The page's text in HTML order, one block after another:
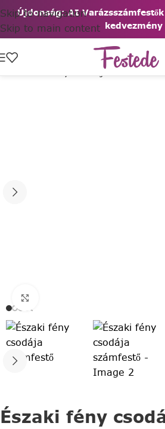
Újdonság: AI
kedvezmény
Skip to navigation
Skip to main content
Északi fény